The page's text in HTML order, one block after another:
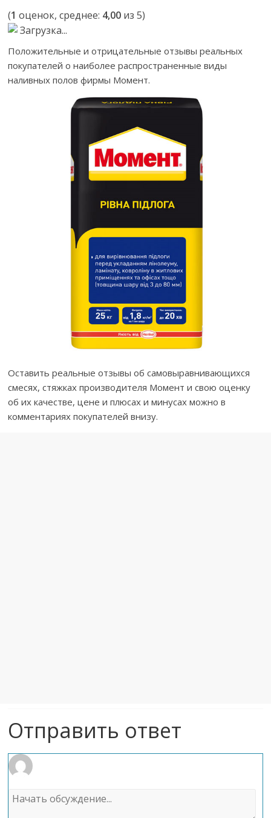
(1 оценок, среднее: 4,00 из 5)
Загрузка...
Положительные и отрицательные отзывы реальных
покупателей о наиболее распространенные виды
наливных полов фирмы Момент.
Оставить реальные отзывы об самовыравнивающихся
смесях, стяжках производителя Момент и свою оценку
об их качестве, цене и плюсах и минусах можно в
комментариях покупателей внизу.
Отправить ответ